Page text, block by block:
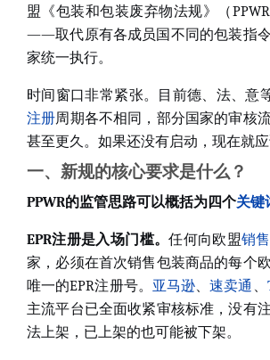
盟《包装和包装废弃物法规》（
——取代原有各成员国不同的包装指令
家统一执行。
时间窗口非常紧张。目前德、法、意
注册周期各不相同，部分国家的审核
甚至更久。如果还没有启动，现在就
一、新规的核心要求是什么？
PPWR的监管思路可以概括为四个关键
EPR注册是入场门槛。任何向欧盟销售
家，必须在首次销售包装商品的每个
唯一的EPR注册号。 亚马逊、速卖通 、
主流平台已全面收紧审核标准，没有
法上架，已上架的也可能被下架。